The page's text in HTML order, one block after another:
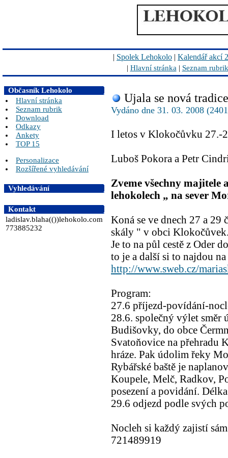
| Spolek Lehokolo | Kalendář akcí
| Hlavní stránka | Seznam rubrik
Občasník Lehokolo
Hlavní stránka
Seznam rubrik
Download
Odkazy
Ankety
TOP 15
Personalizace
Rozšířené vyhledávání
Vyhledávání
Kontakt
ladislav.blaha(())lehokolo.com
773885232
Ujala se nová tradice
Vydáno dne 31. 03. 2008
I letos v Klokočůvku 27.-
Luboš Pokora a Petr
Zveme všechny majitele
lehokolech „ na sever
Koná se ve dnech 27 a
skály " v obci
Je to na půl cestě z Oder
to je a další si to najdou na
http://www.sweb.cz/
Program:
27.6 příjezd-povídání-
28.6. společný výlet směr
Budišovky, do obce
Svatoňovice na přehradu
hráze. Pak údolim řeky
Rybářské baště je
Koupele, Melč, Radkov,
posezení a povidání.
29.6 odjezd podle svých
Nocleh si každý zajistí
721489919